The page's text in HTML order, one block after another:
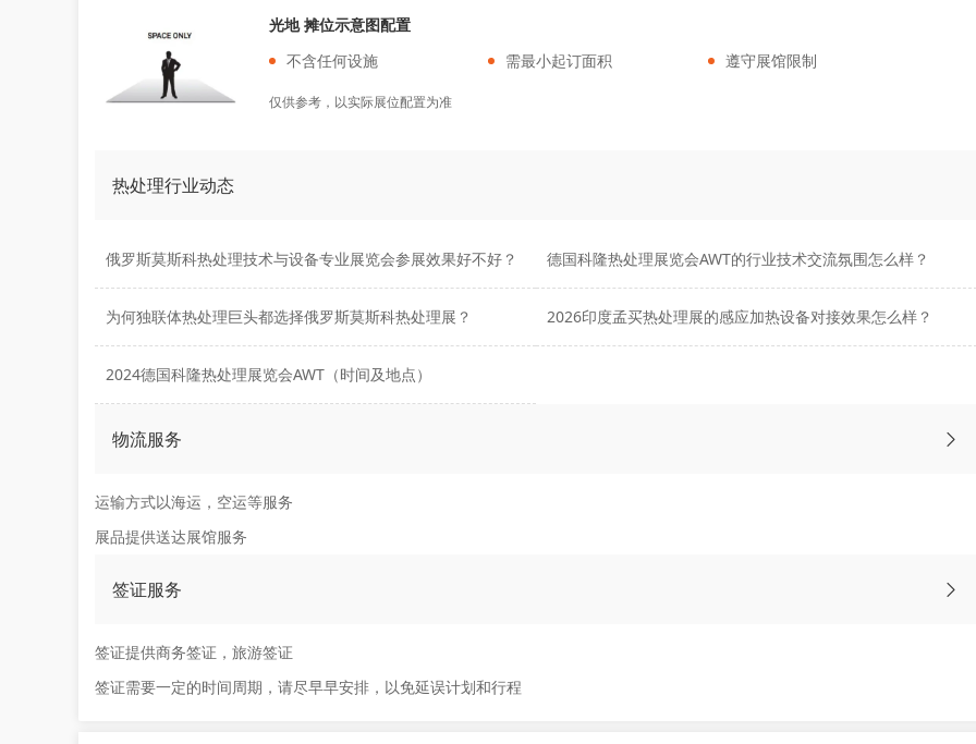
光地 摊位示意图配置
不含任何设施
需最小起订面积 遵守展馆限制
仅供参考，以实际展位配置为准
热处理行业动态
俄罗斯莫斯科热处理技术与设备专业展览会参展效果好不好？ 德国科隆热处理展览会AWT的行业技术交流氛围怎么样？
为何独联体热处理巨头都选择俄罗斯莫斯科热处理展？ 2026印度孟买热处理展的感应加热设备对接效果怎么样？
2024德国科隆热处理展览会AWT（时间及地点）
物流服务
运输方式以海运，空运等服务
展品提供送达展馆服务
签证服务
签证提供商务签证，旅游签证
签证需要一定的时间周期，请尽早早安排，以免延误计划和行程